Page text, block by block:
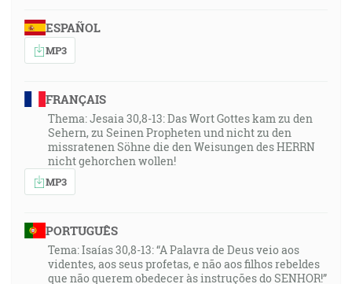
ESPAÑOL
MP3
FRANÇAIS
Thema: Jesaia 30,8-13: Das Wort Gottes kam zu den
Sehern, zu Seinen Propheten und nicht zu den
missratenen Söhne die den Weisungen des HERRN
nicht gehorchen wollen!
MP3
PORTUGUÊS
Tema: Isaías 30,8-13: “A Palavra de Deus veio aos
videntes, aos seus profetas, e não aos filhos rebeldes
que não querem obedecer às instruções do SENHOR!”